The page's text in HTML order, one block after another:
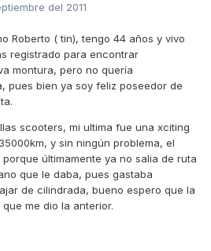
del 2011
Roberto ( tin), tengo 44 años y vivo
registrado para encontrar
montura, pero no quería
pues bien ya soy feliz poseedor de
scooters, mi ultima fue una xciting
y sin ningún problema, el
últimamente ya no salia de ruta
que le daba, pues gastaba
de cilindrada, bueno espero que la
me dio la anterior.